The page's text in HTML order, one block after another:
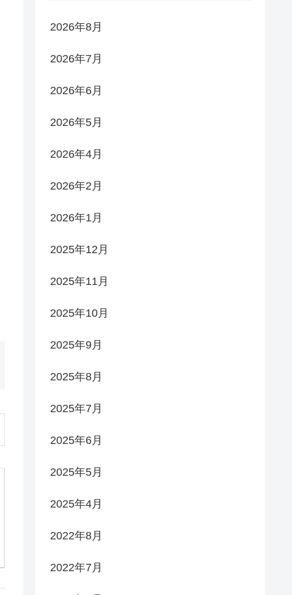
2026年8月
2026年7月
2026年6月
2026年5月
2026年4月
2026年2月
2026年1月
2025年12月
2025年11月
2025年10月
2025年9月
2025年8月
2025年7月
2025年6月
2025年5月
2025年4月
2022年8月
2022年7月